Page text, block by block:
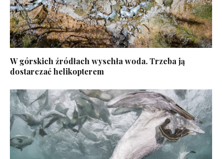
W górskich źródłach wyschła woda. Trzeba ją
dostarczać helikopterem